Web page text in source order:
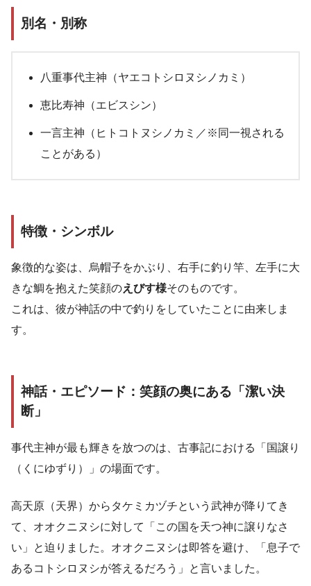
別名・別称
八重事代主神（ヤエコトシロヌシノカミ）
恵比寿神（エビスシン）
一言主神（ヒトコトヌシノカミ／※同一視される
ことがある）
特徴・シンボル
象徴的な姿は、烏帽子をかぶり、右手に釣り竿、左手に大
きな鯛を抱えた笑顔のえびす様そのものです。
これは、彼が神話の中で釣りをしていたことに由来しま
す。
神話・エピソード：笑顔の奥にある「潔い決
断」
事代主神が最も輝きを放つのは、古事記における「国譲り
（くにゆずり）」の場面です。
高天原（天界）からタケミカヅチという武神が降りてき
て、オオクニヌシに対して「この国を天つ神に譲りなさ
い」と迫りました。オオクニヌシは即答を避け、「息子で
あるコトシロヌシが答えるだろう」と言いました。